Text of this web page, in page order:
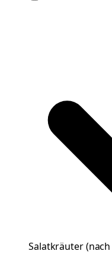
Salatkräuter(